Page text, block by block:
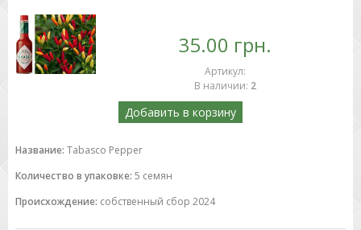
35.00 грн.
Артикул:
В наличии: 2
Добавить в корзину
Название: Tabasco Pepper
Количество в упаковке: 5 семян
Происхождение: собственный сбор 2024